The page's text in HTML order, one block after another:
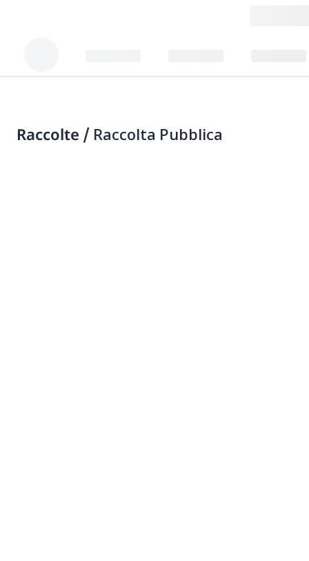
Raccolte / Raccolta Pubblica